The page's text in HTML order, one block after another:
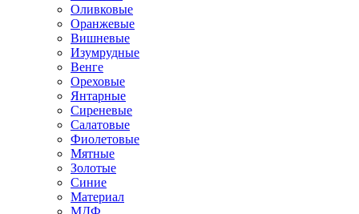
Оливковые
Оранжевые
Вишневые
Изумрудные
Венге
Ореховые
Янтарные
Сиреневые
Салатовые
Фиолетовые
Мятные
Золотые
Синие
Материал
МДФ